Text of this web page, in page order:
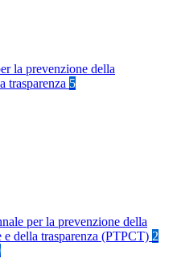
la prevenzione della
trasparenza 5
per la prevenzione della
e della trasparenza (PTPCT) 2